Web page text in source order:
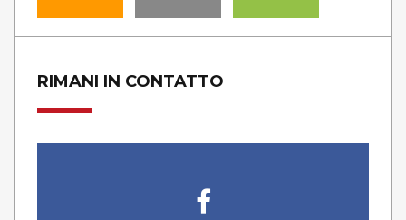
RIMANI IN CONTATTO